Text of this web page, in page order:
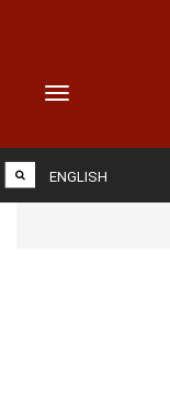
Toggle
ENGLISH